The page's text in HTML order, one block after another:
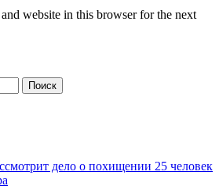
website in this browser for the next
дело о похищении 25 человек